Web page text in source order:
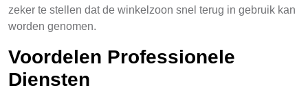
zeker te stellen dat de winkelzoon snel terug in gebruik kan
worden genomen.
Voordelen Professionele
Diensten